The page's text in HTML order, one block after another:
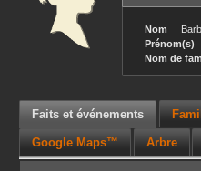
Nom
Prénom(s)
Nom de
Faits et événements
Google Maps™ Arbre